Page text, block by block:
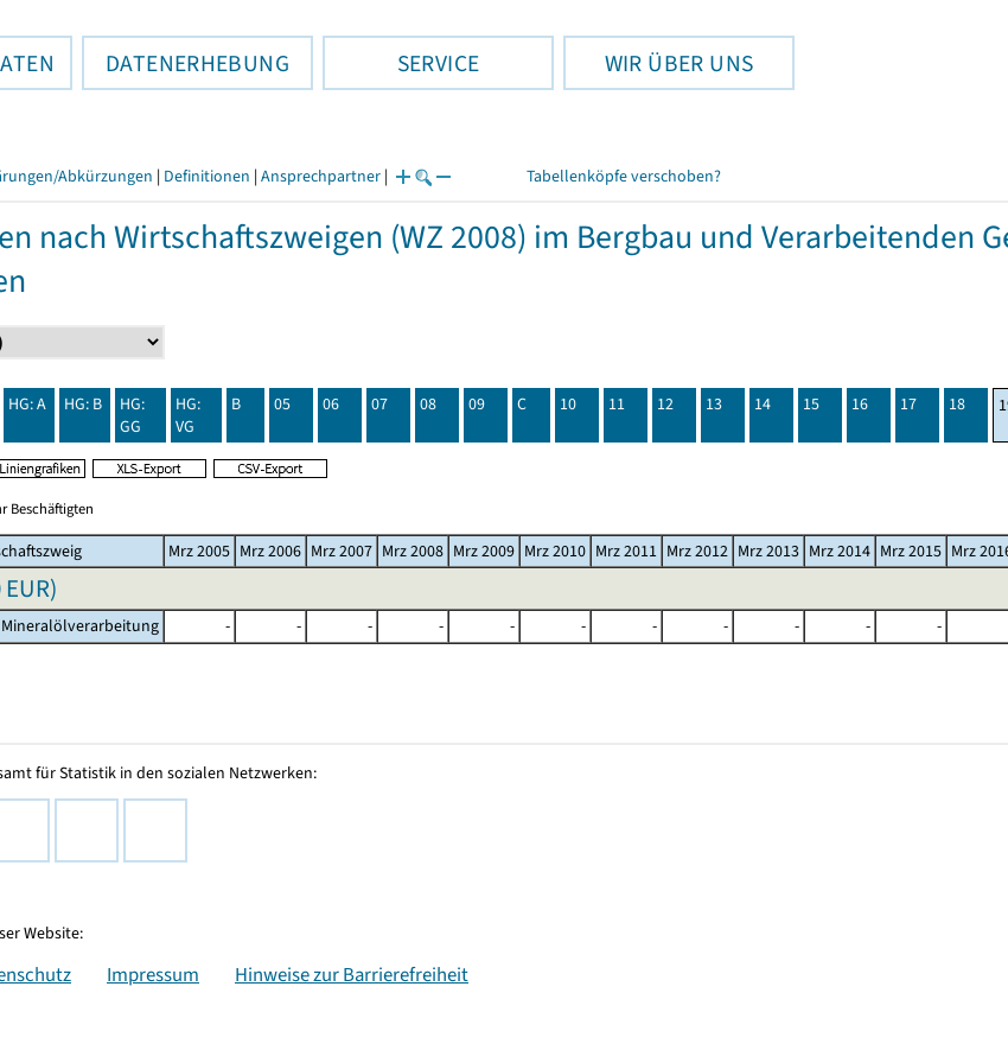
DATENERHEBUNG SERVICE WIR ÜBER UNS
Abkürzungen | Definitionen | Ansprechpartner | Tabellenköpfe verschoben?
nach Wirtschaftszweigen (WZ 2008) im Bergbau und Verarbeitenden
HG: A HG: B
HG:
GG
HG:
VG
B 05 06 07 08 09 C 10 11 12 13 14 15 16 17 18
Beschäftigten
Mrz 2005 Mrz 2006 Mrz 2007 Mrz 2008 Mrz 2009 Mrz 2010 Mrz 2011 Mrz 2012 Mrz 2013 Mrz 2014 Mrz 2015 Mrz
)
- - - - - - - - - - -
für Statistik in den sozialen Netzwerken:
Website:
Impressum Hinweise zur Barrierefreiheit